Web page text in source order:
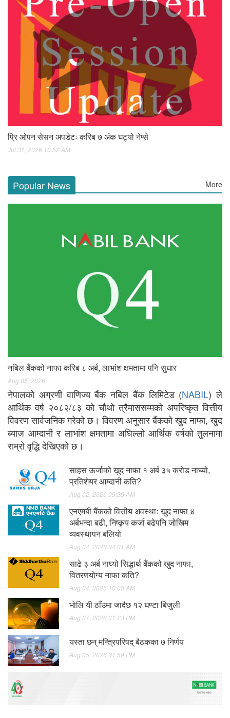
प्रि ओपन सेसन अपडेटः करिब ७ अंक घट्यो नेप्से
Jul 31, 2026 10:52 AM
Popular News More
नबिल बैंकको नाफा करिब ८ अर्ब, लाभांश क्षमतामा पनि सुधार
Aug 05, 2026
नेपालको अग्रणी वाणिज्य बैंक नबिल बैंक लिमिटेड (NABIL) ले
आर्थिक वर्ष २०८२/८३ को चौथो त्रैमाससम्मको अपरिष्कृत वित्तीय
विवरण सार्वजनिक गरेको छ। विवरण अनुसार बैंकको खुद नाफा, खुद
ब्याज आम्दानी र लाभांश क्षमतामा अघिल्लो आर्थिक वर्षको तुलनामा
राम्रो वृद्धि देखिएको छ।
साहस ऊर्जाको खुद नाफा १ अर्ब ३५ करोड नाघ्यो,
प्रतिशेयर आम्दानी कति?
Aug 02, 2026 09:39 AM
एनएमबी बैंकको वित्तीय अवस्थाः खुद नाफा ४
अर्बभन्दा बढी, निष्कृय कर्जा बढेपनि जोखिम
व्यवस्थापन बलियो
Aug 04, 2026 04:01 AM
साढे ३ अर्ब नाघ्यो सिद्धार्थ बैंकको खुद नाफा,
वितरणयोग्य नाफा कति?
Aug 04, 2026 10:05 AM
भाेलि यी ठाँउमा जादैछ १२ घण्टा बिजुली
Aug 07, 2026 01:23 PM
यस्ता छन् मन्त्रिपरिषद् बैठकका ७ निर्णय
Aug 05, 2026 01:59 PM